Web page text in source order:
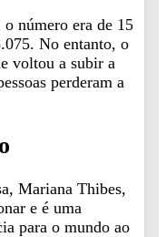
número era de 15
No entanto, o
voltou a subir a
perderam a
Mariana Thibes,
e é uma
para o mundo ao